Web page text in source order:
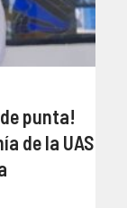
punta!
de la UAS